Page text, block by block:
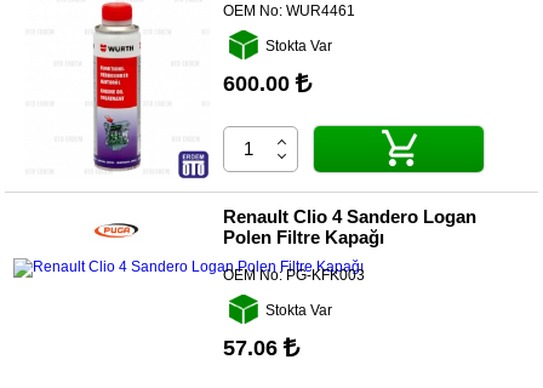
Yağları
Grubu
OEM No:WUR4461
Stokta Var
600.00
Renault Clio 4 Sandero Logan
Polen Filtre Kapağı
OEM No: PG-KFK003
Stokta Var
57.06